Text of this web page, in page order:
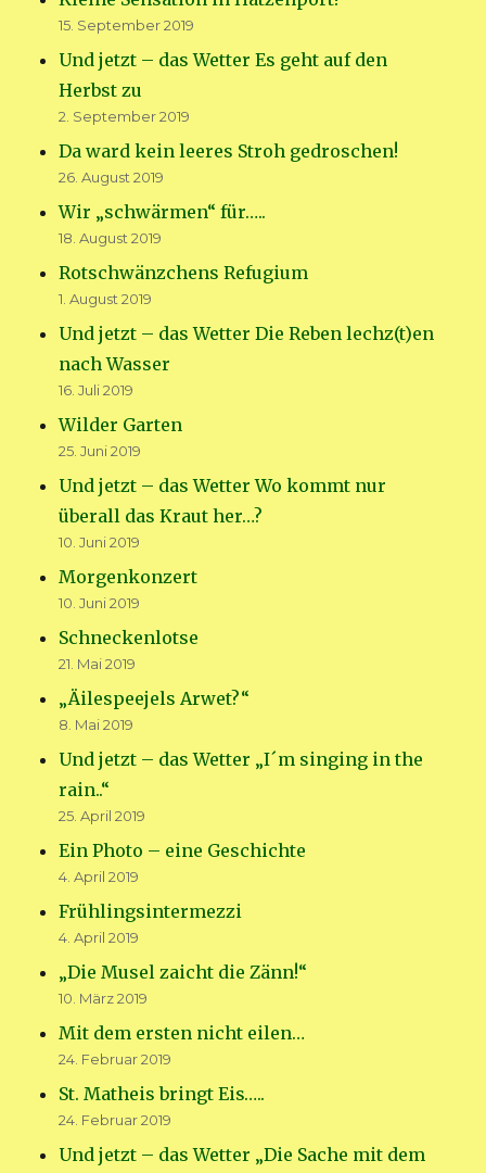
15. September 2019
Und jetzt – das Wetter Es geht auf den
Herbst zu
2. September 2019
Da ward kein leeres Stroh gedroschen!
26. August 2019
Wir „schwärmen“ für…..
18. August 2019
Rotschwänzchens Refugium
1. August 2019
Und jetzt – das Wetter Die Reben lechz(t)en
nach Wasser
16. Juli 2019
Wilder Garten
25. Juni 2019
Und jetzt – das Wetter Wo kommt nur
überall das Kraut her…?
10. Juni 2019
Morgenkonzert
10. Juni 2019
Schneckenlotse
21. Mai 2019
„Äilespeejels Arwet?“
8. Mai 2019
Und jetzt – das Wetter „I´m singing in the
rain..“
25. April 2019
Ein Photo – eine Geschichte
4. April 2019
Frühlingsintermezzi
4. April 2019
„Die Musel zaicht die Zänn!“
10. März 2019
Mit dem ersten nicht eilen…
24. Februar 2019
St. Matheis bringt Eis…..
24. Februar 2019
Und jetzt – das Wetter „Die Sache mit dem